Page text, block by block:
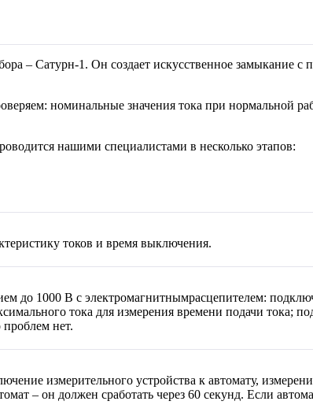
– Сатурн-1. Он создает искусственное замыкание
номинальные значения тока при нормальной
нашими специалистами в несколько этапов:
токов и время выключения.
до 1000 В с электромагнитнымрасцепителем:
тока для измерения времени подачи тока;
нет.
измерительного устройства к автомату,
– он должен сработать через 60 секунд. Если